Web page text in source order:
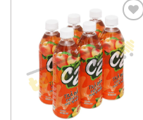
Add to
Wishlist